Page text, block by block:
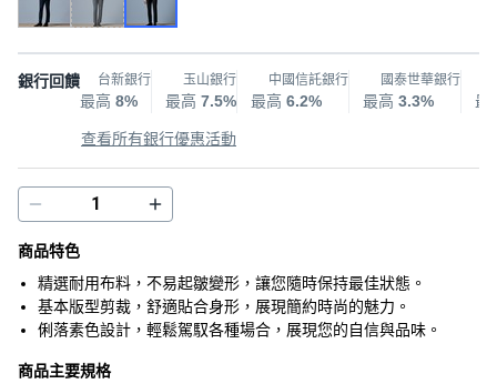
銀行回饋 台新銀行
最高 8%
玉山銀行
最高 7.5%
中國信託銀行
最高 6.2%
國泰世華銀行
最高 3.3% 最
查看所有銀行優惠活動
商品特色
精選耐用布料，不易起皺變形，讓您隨時保持最佳狀態。
基本版型剪裁，舒適貼合身形，展現簡約時尚的魅力。
俐落素色設計，輕鬆駕馭各種場合，展現您的自信與品味。
商品主要規格